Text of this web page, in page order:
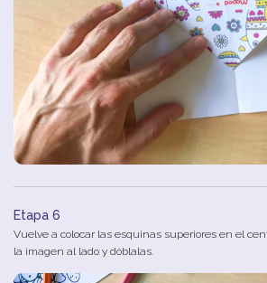
Etapa 6
Vuelve a colocar las esquinas superiores en el
la imagen al lado y dóblalas.